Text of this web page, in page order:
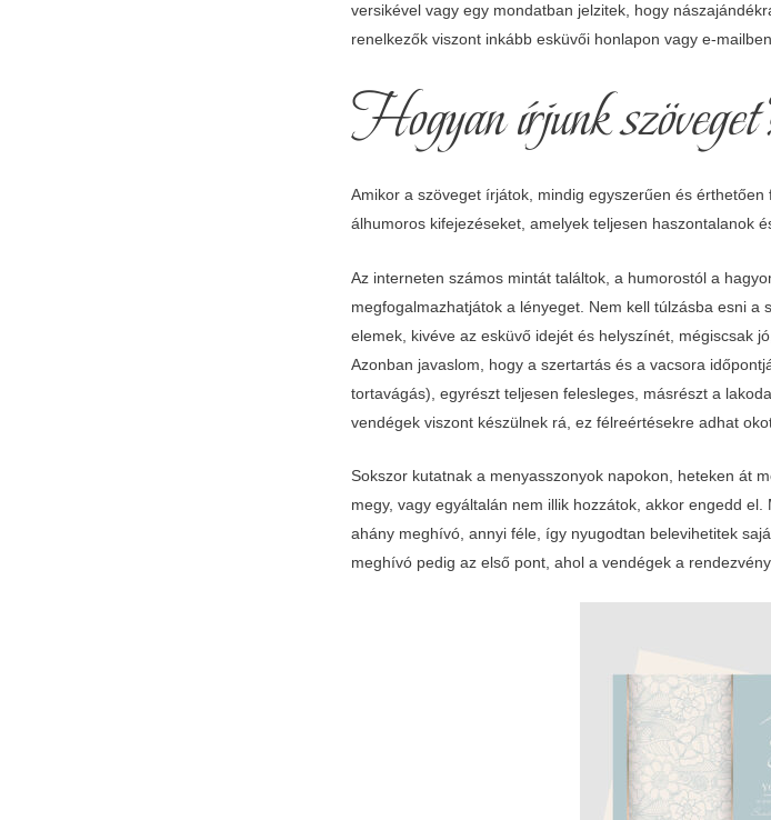
versikével vagy egy mondatban jelzitek, hogy
renelkezők viszont inkább esküvői honlapon vagy e-
Hogyan írjunk
Amikor a szöveget írjátok, mindig egyszerűen és
álhumoros kifejezéseket, amelyek teljesen haszontalanok
Az interneten számos mintát találtok, a humorostól a
megfogalmazhatjátok a lényeget. Nem kell túlzásba esni
elemek, kivéve az esküvő idejét és helyszínét, mégiscsak
Azonban javaslom, hogy a szertartás és a vacsora
tortavágás), egyrészt teljesen felesleges, másrészt a
vendégek viszont készülnek rá, ez félreértésekre adhat
Sokszor kutatnak a menyasszonyok napokon, heteken át
megy, vagy egyáltalán nem illik hozzátok, akkor engedd
ahány meghívó, annyi féle, így nyugodtan belevihetitek
meghívó pedig az első pont, ahol a vendégek a